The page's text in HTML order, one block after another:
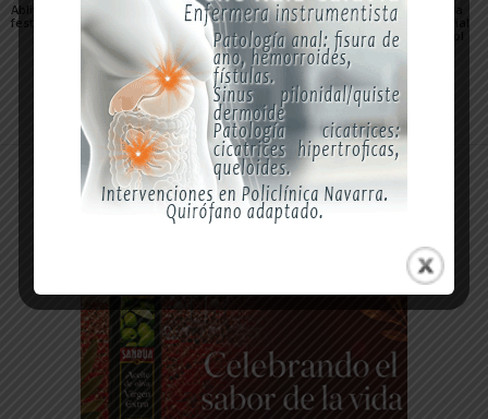
Ablitas abre el verano
festivo con sus peras
María Preciado,
concejala de Cadreita:
«Queremos unas fiestas
en las que todo el
mundo encuentre su
sitio»
Sendaviva presenta la
programación especial
del eclipse total de Sol
del 12 de agosto